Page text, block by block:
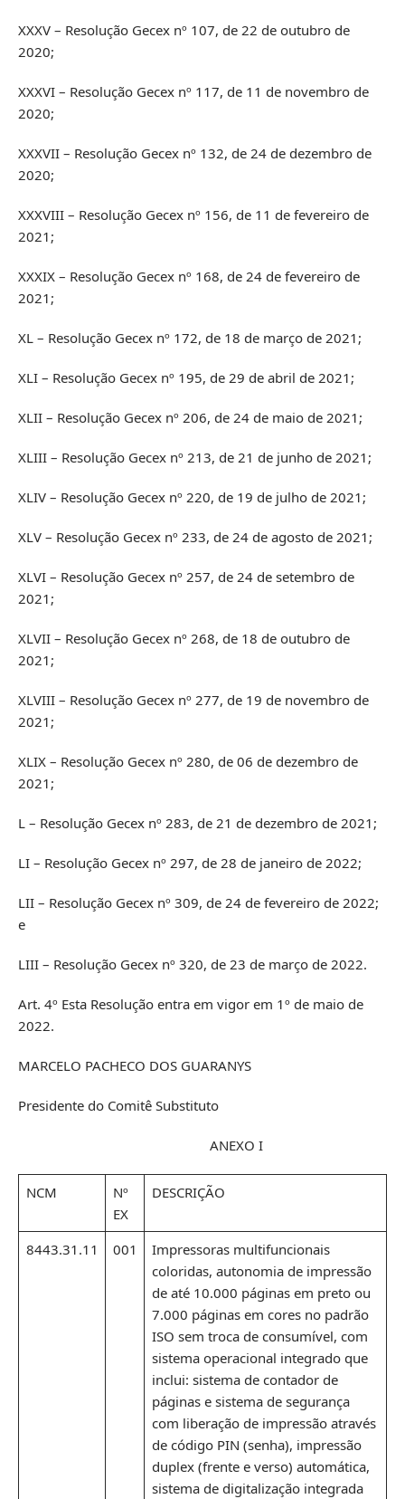
XXXV – Resolução Gecex nº 107, de 22 de outubro de
2020;
XXXVI – Resolução Gecex nº 117, de 11 de novembro de
2020;
XXXVII – Resolução Gecex nº 132, de 24 de dezembro de
2020;
XXXVIII – Resolução Gecex nº 156, de 11 de fevereiro de
2021;
XXXIX – Resolução Gecex nº 168, de 24 de fevereiro de
2021;
XL – Resolução Gecex nº 172, de 18 de março de 2021;
XLI – Resolução Gecex nº 195, de 29 de abril de 2021;
XLII – Resolução Gecex nº 206, de 24 de maio de 2021;
XLIII – Resolução Gecex nº 213, de 21 de junho de 2021;
XLIV – Resolução Gecex nº 220, de 19 de julho de 2021;
XLV – Resolução Gecex nº 233, de 24 de agosto de 2021;
XLVI – Resolução Gecex nº 257, de 24 de setembro de
2021;
XLVII – Resolução Gecex nº 268, de 18 de outubro de
2021;
XLVIII – Resolução Gecex nº 277, de 19 de novembro de
2021;
XLIX – Resolução Gecex nº 280, de 06 de dezembro de
2021;
L – Resolução Gecex nº 283, de 21 de dezembro de 2021;
LI – Resolução Gecex nº 297, de 28 de janeiro de 2022;
LII – Resolução Gecex nº 309, de 24 de fevereiro de 2022;
e
LIII – Resolução Gecex nº 320, de 23 de março de 2022.
Art. 4º Esta Resolução entra em vigor em 1º de maio de
2022.
MARCELO PACHECO DOS GUARANYS
Presidente do Comitê Substituto
ANEXO I
NCM
Nº
EX
DESCRIÇÃO
8443.31.11 001
Impressoras multifuncionais
coloridas, autonomia de impressão
de até 10.000 páginas em preto ou
7.000 páginas em cores no padrão
ISO sem troca de consumível, com
sistema operacional integrado que
inclui: sistema de contador de
páginas e sistema de segurança
com liberação de impressão através
de código PIN (senha), impressão
duplex (frente e verso) automática,
sistema de digitalização integrada